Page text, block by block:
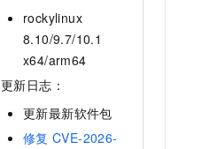
rockylinux
8.10/9.7/10.1
x64/arm64
更新日志：
更新最新软件包
修复 CVE-2026-